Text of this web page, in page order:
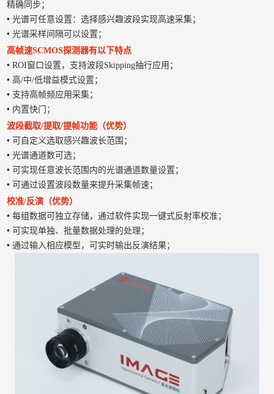
精确同步；
•光谱可任意设置：选择感兴趣波段实现高速采集；
•光谱采样间隔可以设置；
高帧速SCMOS探测器有以下特点
•ROI窗口设置，支持波段Skipping抽行应用；
•高/中/低增益模式设置；
• 支持高帧频应用采集；
• 内置快门；
波段截取/提取/提帧功能（优势）
•可自定义选取感兴趣波长范围；
•光谱通道数可选；
•可实现任意波长范围内的光谱通道数量设置；
•可通过设置波段数量来提升采集帧速；
校准/反演（优势）
•每组数据可独立存储，通过软件实现一键式反射率校准；
•可实现单独、批量数据处理的处理；
•通过输入相应模型，可实时输出反演结果；